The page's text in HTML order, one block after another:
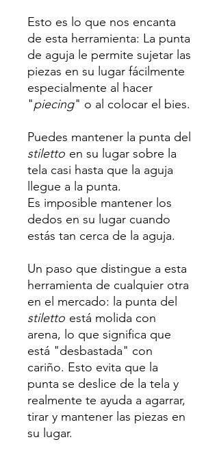
Esto es lo que nos encanta
de esta herramienta: La punta
de aguja le permite sujetar las
piezas en su lugar fácilmente
especialmente al hacer
"piecing" o al colocar el bies.
Puedes mantener la punta del
stiletto en su lugar sobre la
tela casi hasta que la aguja
llegue a la punta.
Es imposible mantener los
dedos en su lugar cuando
estás tan cerca de la aguja.
Un paso que distingue a esta
herramienta de cualquier otra
en el mercado: la punta del
stiletto está molida con
arena, lo que significa que
está "desbastada" con
cariño. Esto evita que la
punta se deslice de la tela y
realmente te ayuda a agarrar,
tirar y mantener las piezas en
su lugar.